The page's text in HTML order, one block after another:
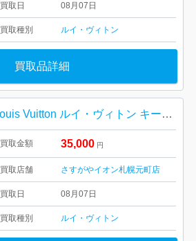
買取日 08月07日
買取種別 ルイ・ヴィトン
買取品詳細
Louis Vuitton ルイ・ヴィトン キーポル45 M41428 モノグラム 札幌市 東区 元町
買取金額 35,000 円
買取店舗 さすがやイオン札幌元町店
買取日 08月07日
買取種別 ルイ・ヴィトン